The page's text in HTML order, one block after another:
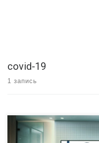
covid-19
1 запись